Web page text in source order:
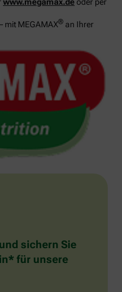
mit MEGAMAX® an Ihrer
sichern Sie
für unsere